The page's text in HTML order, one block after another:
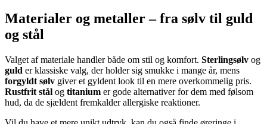
Materialer og metaller – fra sølv til guld
og stål
Valget af materiale handler både om stil og komfort. Sterlingsølv og
guld er klassiske valg, der holder sig smukke i mange år, mens
forgyldt sølv giver et gyldent look til en mere overkommelig pris.
Rustfrit stål og titanium er gode alternativer for dem med følsom
hud, da de sjældent fremkalder allergiske reaktioner.